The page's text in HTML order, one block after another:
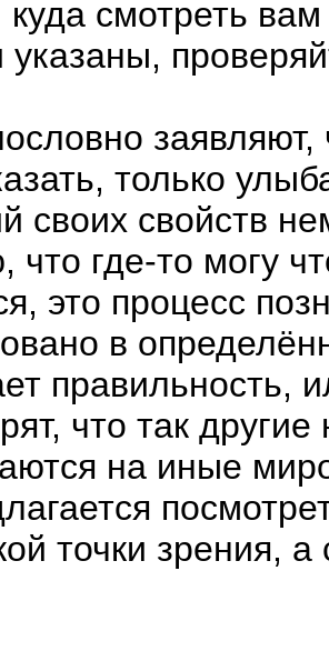
смотреть
указаны,
только
своих свойств
где-то могу
это процесс
в
правильность,
что так
на иные
точки зрения, а